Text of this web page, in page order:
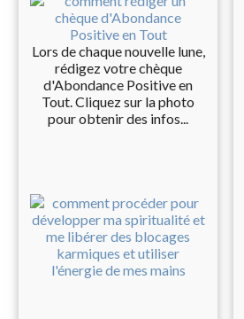
Lors de chaque nouvelle lune,
rédigez votre chèque
d'Abondance Positive en
Tout. Cliquez sur la photo
pour obtenir des infos...